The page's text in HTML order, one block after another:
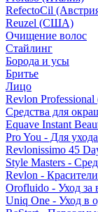
RefectoCil
Reuzel (США)
Очищение волос
Стайлинг
Борода и усы
Бритье
Лицо
Revlon
Средства для
Equave Instant
Pro You - Для
Revlonissimo 45
Style Masters -
Revlon -
Orofluido - Уход за
Uniq One - Уход в